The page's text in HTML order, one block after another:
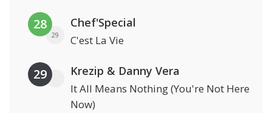
28
29
Chef'Special
C'est La Vie
29 Krezip & Danny Vera
It All Means Nothing (You're Not Here
Now)